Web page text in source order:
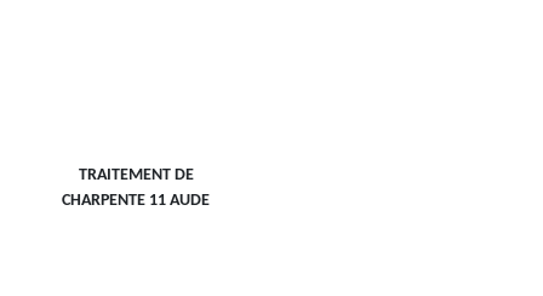
TRAITEMENT DE
CHARPENTE 11 AUDE